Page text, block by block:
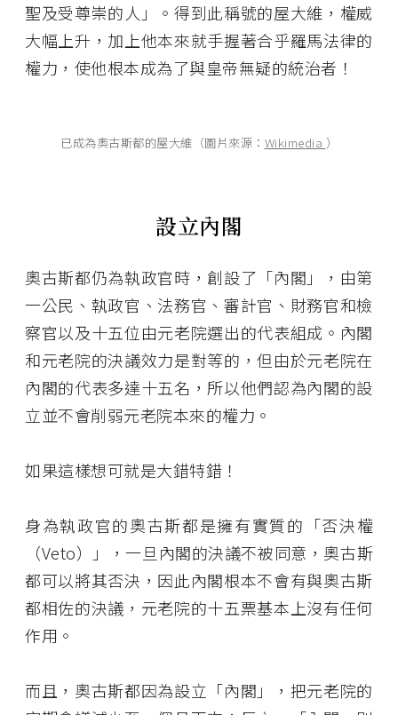
聖及受尊崇的人」。得到此稱號的屋大維，權威
大幅上升，加上他本來就手握著合乎羅馬法律的
權力，使他根本成為了與皇帝無疑的統治者！
已成為奧古斯都的屋大維（圖片來源： Wikimedia ）
設立內閣
奧古斯都仍為執政官時，創設了「內閣」，由第
一公民、執政官、法務官、審計官、財務官和檢
察官以及十五位由元老院選出的代表組成。內閣
和元老院的決議效力是對等的，但由於元老院在
內閣的代表多達十五名，所以他們認為內閣的設
立並不會削弱元老院本來的權力。
如果這樣想可就是大錯特錯！
身為執政官的奧古斯都是擁有實質的「否決權
（Veto）」，一旦內閣的決議不被同意，奧古斯
都可以將其否決，因此內閣根本不會有與奧古斯
都相佐的決議，元老院的十五票基本上沒有任何
作用。
而且，奧古斯都因為設立「內閣」，把元老院的